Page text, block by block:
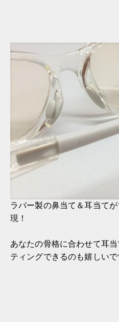
ラバー製の鼻当て＆耳当て
現！
あなたの骨格に合わせて耳
ティングできるのも嬉しいで